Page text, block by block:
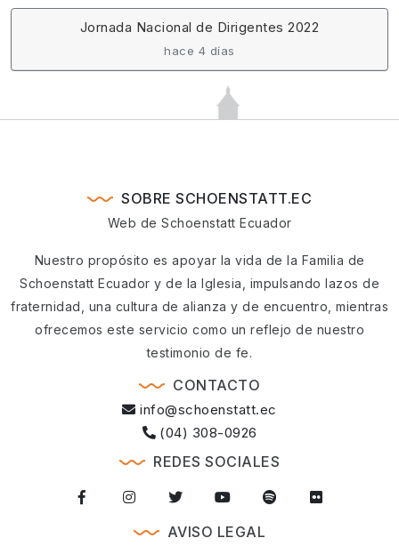
Jornada Nacional de Dirigentes 2022
hace 4 días
SOBRE SCHOENSTATT.EC
Web de Schoenstatt Ecuador
Nuestro propósito es apoyar la vida de la Familia de
Schoenstatt Ecuador y de la Iglesia, impulsando lazos de
fraternidad, una cultura de alianza y de encuentro, mientras
ofrecemos este servicio como un reflejo de nuestro
testimonio de fe.
CONTACTO
info@schoenstatt.ec
(04) 308-0926
REDES SOCIALES
AVISO LEGAL